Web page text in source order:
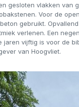
gesloten vlakken van
Voor de
gebruikt.
verlenen. Een
jaren vijftig is voor de
van Hoogvliet.